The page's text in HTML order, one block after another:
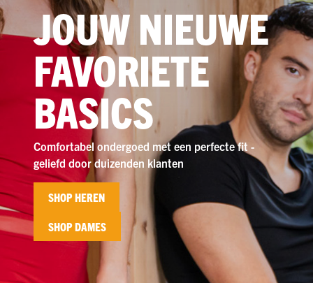
JOUW NIEUWE
FAVORIETE
BASICS
Comfortabel ondergoed met een perfecte fit -
geliefd door duizenden klanten
SHOP HEREN
SHOP DAMES